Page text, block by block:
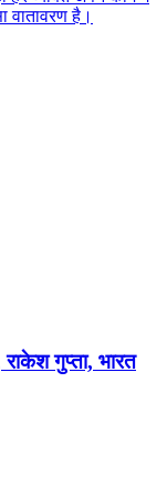
है।
राकेश गुप्ता, भारत